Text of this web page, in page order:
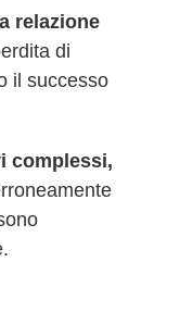
relazione
di
il successo
complessi,